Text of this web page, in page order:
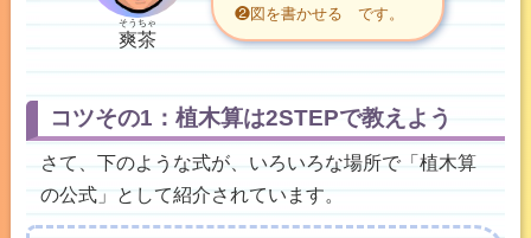
爽茶
そうちゃ
❷図を書かせる です。
コツその1：植木算は2STEPで教えよう
さて、下のような式が、いろいろな場所で「植木算
の公式」として紹介されています。